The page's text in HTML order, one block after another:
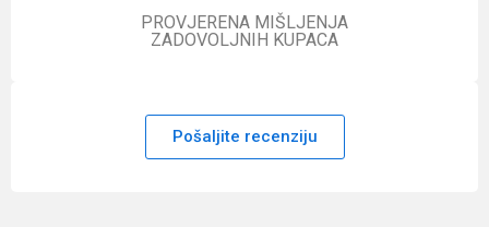
PROVJERENA MIŠLJENJA
ZADOVOLJNIH KUPACA
Pošaljite recenziju